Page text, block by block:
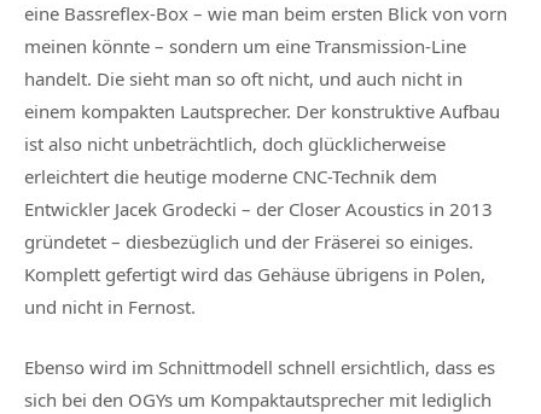
eine Bassreflex-Box – wie man beim ersten Blick von vorn
meinen könnte – sondern um eine Transmission-Line
handelt. Die sieht man so oft nicht, und auch nicht in
einem kompakten Lautsprecher. Der konstruktive Aufbau
ist also nicht unbeträchtlich, doch glücklicherweise
erleichtert die heutige moderne CNC-Technik dem
Entwickler Jacek Grodecki – der Closer Acoustics in 2013
gründetet – diesbezüglich und der Fräserei so einiges.
Komplett gefertigt wird das Gehäuse übrigens in Polen,
und nicht in Fernost.
Ebenso wird im Schnittmodell schnell ersichtlich, dass es
sich bei den OGYs um Kompaktautsprecher mit lediglich